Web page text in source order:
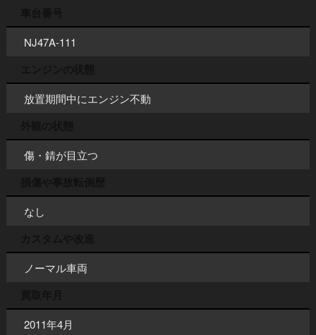
NJ47A-111
放置期間中にエンジン不動
傷・錆が目立つ
なし
ノーマル車両
2011年4月